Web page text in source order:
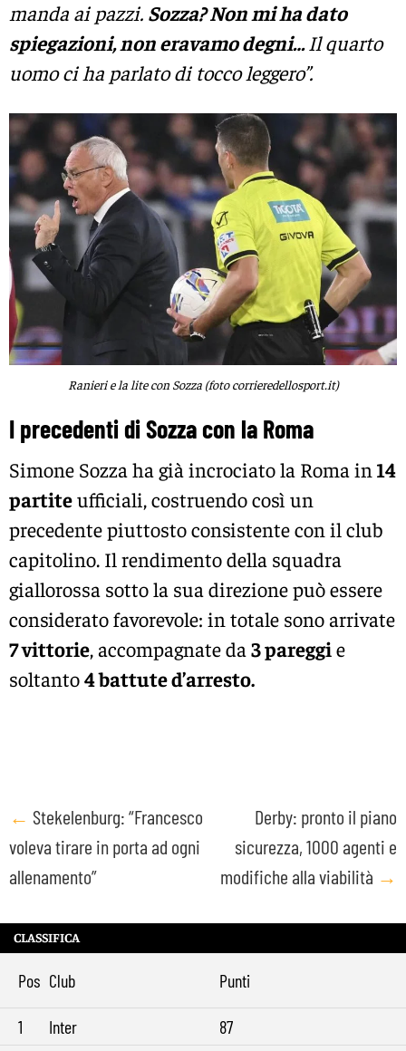
manda ai pazzi. Sozza? Non mi ha dato
spiegazioni, non eravamo degni…Il quarto
uomo ci ha parlato di tocco leggero”.
Ranieri e la lite con Sozza (foto corrieredellosport.it)
I precedenti di Sozza con la Roma
Simone Sozza ha già incrociato la Roma in 14
partiteufficiali, costruendo così un
precedente piuttosto consistente con il club
capitolino. Il rendimento della squadra
giallorossa sotto la sua direzione può essere
considerato favorevole: in totale sono arrivate
7 vittorie, accompagnate da 3 pareggie
soltanto4 battute d’arresto.
Post
navigation
← Stekelenburg: “Francesco
voleva tirare in porta ad ogni
allenamento”
Derby: pronto il piano
sicurezza, 1000 agenti e
modifiche alla viabilità →
CLASSIFICA
Pos Club Punti
1 Inter
87